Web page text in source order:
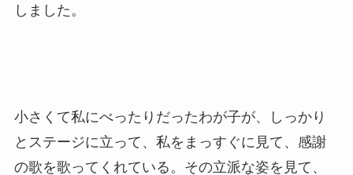
しました。
小さくて私にべったりだったわが子が、しっかり
とステージに立って、私をまっすぐに見て、感謝
の歌を歌ってくれている。その立派な姿を見て、